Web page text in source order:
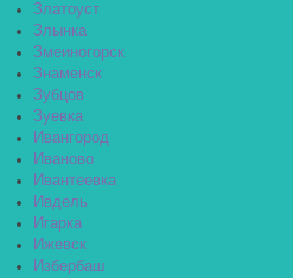
Златоуст
Злынка
Змеиногорск
Знаменск
Зубцов
Зуевка
Ивангород
Иваново
Ивантеевка
Ивдель
Игарка
Ижевск
Избербаш